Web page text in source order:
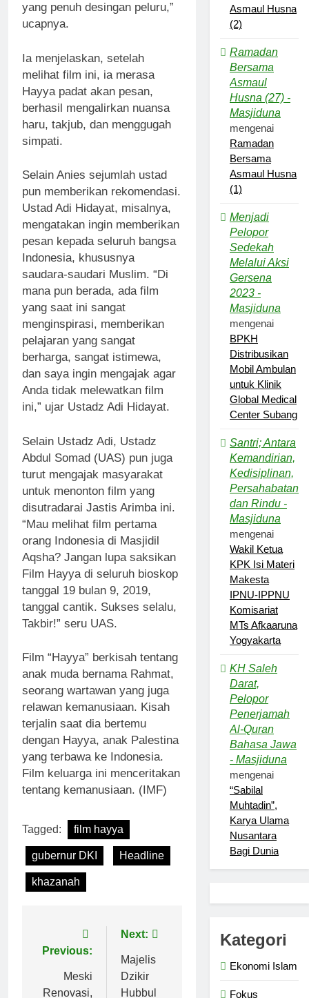
yang penuh desingan peluru,”
ucapnya.
Ia menjelaskan, setelah
melihat film ini, ia merasa
Hayya padat akan pesan,
berhasil mengalirkan nuansa
haru, takjub, dan menggugah
simpati.
Selain Anies sejumlah ustad
pun memberikan rekomendasi.
Ustad Adi Hidayat, misalnya,
mengatakan ingin memberikan
pesan kepada seluruh bangsa
Indonesia, khususnya
saudara-saudari Muslim. “Di
mana pun berada, ada film
yang saat ini sangat
menginspirasi, memberikan
pelajaran yang sangat
berharga, sangat istimewa,
dan saya ingin mengajak agar
Anda tidak melewatkan film
ini,” ujar Ustadz Adi Hidayat.
Selain Ustadz Adi, Ustadz
Abdul Somad (UAS) pun juga
turut mengajak masyarakat
untuk menonton film yang
disutradarai Jastis Arimba ini.
“Mau melihat film pertama
orang Indonesia di Masjidil
Aqsha? Jangan lupa saksikan
Film Hayya di seluruh bioskop
tanggal 19 bulan 9, 2019,
tanggal cantik. Sukses selalu,
Takbir!” seru UAS.
Film “Hayya” berkisah tentang
anak muda bernama Rahmat,
seorang wartawan yang juga
relawan kemanusiaan. Kisah
terjalin saat dia bertemu
dengan Hayya, anak Palestina
yang terbawa ke Indonesia.
Film keluarga ini menceritakan
tentang kemanusiaan. (IMF)
Tagged: film hayya
gubernur DKI Headline
khazanah
Navigasi
Previous:
Meski
Renovasi,
Next:
Majelis
Dzikir
Hubbul
Asmaul Husna
(2)
Ramadan
Bersama
Asmaul
Husna (27) -
Masjiduna
mengenai
Ramadan
Bersama
Asmaul Husna
(1)
Menjadi
Pelopor
Sedekah
Melalui Aksi
Gersena
2023 -
Masjiduna
mengenai
BPKH
Distribusikan
Mobil Ambulan
untuk Klinik
Global Medical
Center Subang
Santri; Antara
Kemandirian,
Kedisiplinan,
Persahabatan
dan Rindu -
Masjiduna
mengenai
Wakil Ketua
KPK Isi Materi
Makesta
IPNU-IPPNU
Komisariat
MTs Afkaaruna
Yogyakarta
KH Saleh
Darat,
Pelopor
Penerjamah
Al-Quran
Bahasa Jawa
- Masjiduna
mengenai
“Sabilal
Muhtadin”,
Karya Ulama
Nusantara
Bagi Dunia
Kategori
Ekonomi Islam
Fokus